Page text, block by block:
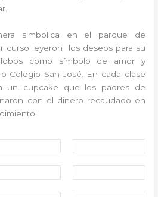
simbólica en el parque de
curso leyeron los deseos para su
como símbolo de amor y
Colegio San José. En cada clase
un cupcake que los padres de
con el dinero recaudado en